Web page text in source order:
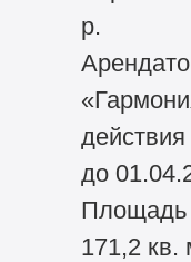
р.
до
171,2 кв.